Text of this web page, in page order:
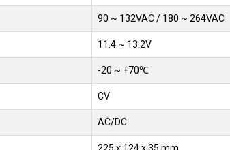
90 ~ 132VAC / 180 ~ 264VAC
11.4 ~ 13.2V
-20 ~ +70℃
CV
AC/DC
225 x 124 x 35 mm